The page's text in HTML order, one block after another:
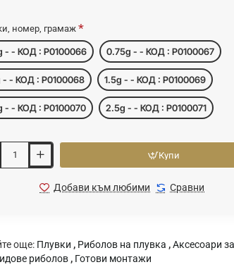
номер, грамаж
- - КОД : P0100066 0.75g - - КОД : P0100067
- - КОД : P0100068 1.5g - - КОД : P0100069
- - КОД : P0100070 2.5g - - КОД : P0100071
Купи
Добави към любими Сравни
още: Плувки , Риболов на плувка ,Аксесоари
риболов , Готови монтажи